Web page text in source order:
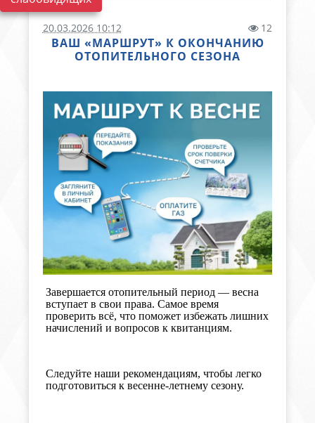
20.03.2026 10:12 12
ВАШ «МАРШРУТ» К ОКОНЧАНИЮ
ОТОПИТЕЛЬНОГО СЕЗОНА
Завершается отопительный период — весна
вступает в свои права. Самое время
проверить всё, что поможет избежать лишних
начислений и вопросов к квитанциям.
Следуйте наши рекомендациям, чтобы легко
подготовиться к весенне-летнему сезону.